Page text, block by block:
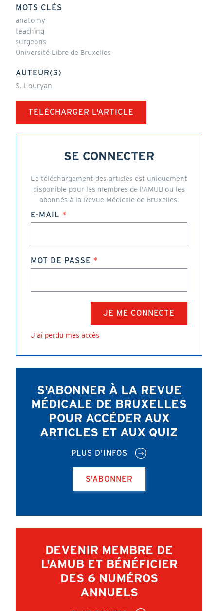
MOTS CLÉS
anatomy
teaching
surgeons
Université Libre de Bruxelles
AUTEUR(S)
S. Louryan
TÉLÉCHARGER L'ARTICLE
SE CONNECTER
Le téléchargement des articles est uniquement
disponible pour les membres de l'AMUB ou les
abonnés à la Revue Médicale de Bruxelles.
E-MAIL
MOT DE PASSE
J'ai perdu mes accès
S'ABONNER À LA REVUE
MÉDICALE DE BRUXELLES
POUR ACCÉDER AUX
ARTICLES ET AUX QUIZ
PLUS D'INFOS
S'ABONNER
DEVENIR MEMBRE DE
L'AMUB ET BÉNÉFICIER
DES 6 NUMÉROS
ANNUELS